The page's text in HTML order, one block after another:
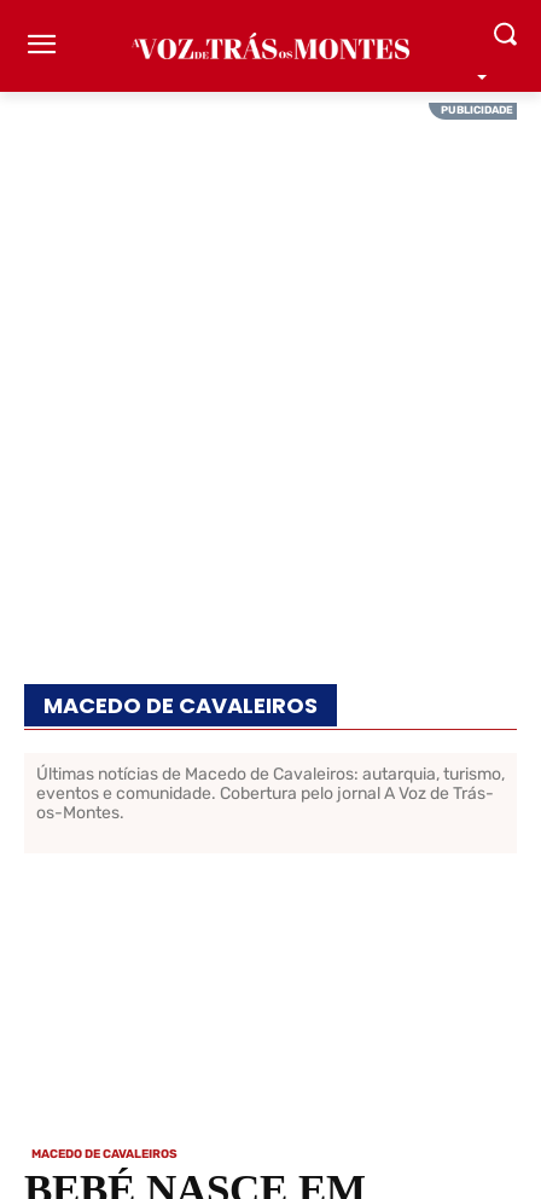
MACEDO DE CAVALEIROS
Últimas notícias de Macedo de Cavaleiros: autarquia, turismo,
eventos e comunidade. Cobertura pelo jornal A Voz de Trás-
os-Montes.
MACEDO DE CAVALEIROS